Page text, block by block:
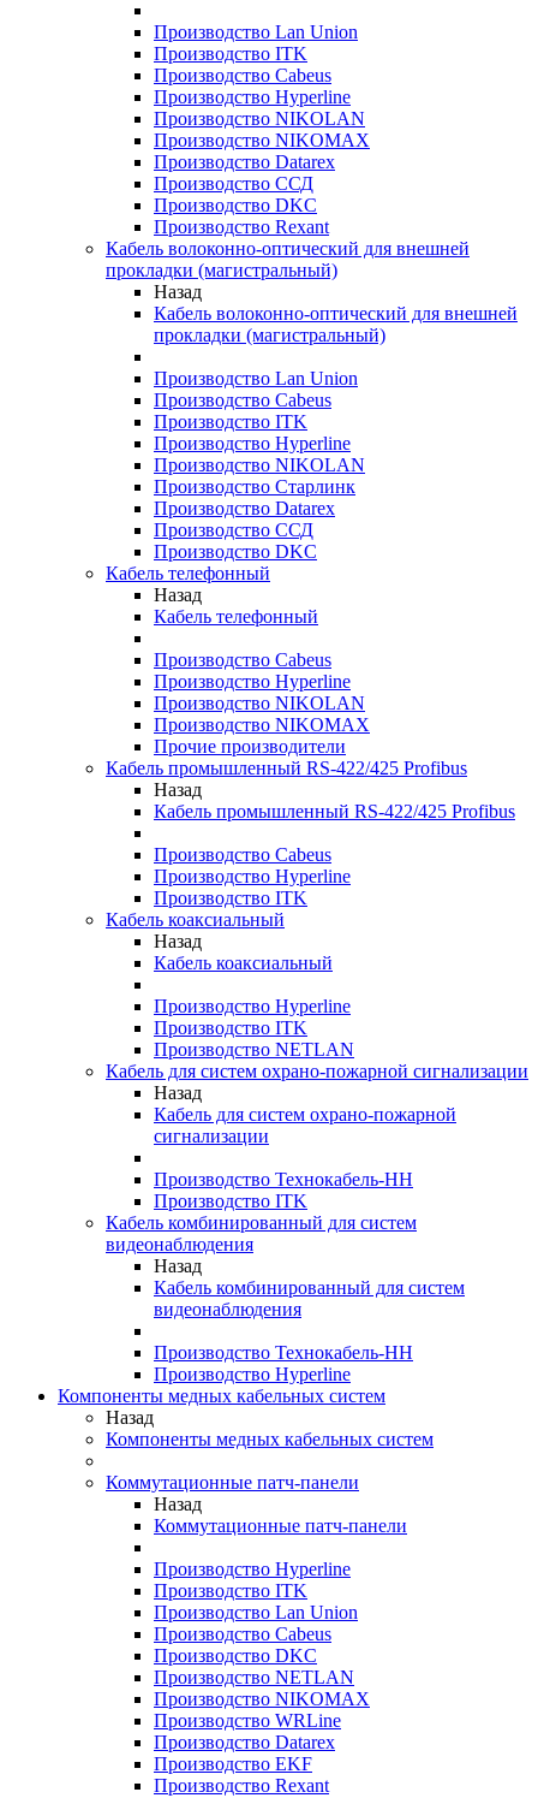
Производство Lan Union
Производство ITK
Производство Cabeus
Производство Hyperline
Производство NIKOLAN
Производство NIKOMAX
Производство Datarex
Производство ССД
Производство DKC
Производство Rexant
Кабель волоконно-оптический для внешней
прокладки (магистральный)
Назад
Кабель волоконно-оптический для внешней
прокладки (магистральный)
Производство Lan Union
Производство Cabeus
Производство ITK
Производство Hyperline
Производство NIKOLAN
Производство Старлинк
Производство Datarex
Производство ССД
Производство DKC
Кабель телефонный
Назад
Кабель телефонный
Производство Cabeus
Производство Hyperline
Производство NIKOLAN
Производство NIKOMAX
Прочие производители
Кабель промышленный RS-422/425 Profibus
Назад
Кабель промышленный RS-422/425 Profibus
Производство Cabeus
Производство Hyperline
Производство ITK
Кабель коаксиальный
Назад
Кабель коаксиальный
Производство Hyperline
Производство ITK
Производство NETLAN
Кабель для систем охрано-пожарной сигнализации
Назад
Кабель для систем охрано-пожарной
сигнализации
Производство Технокабель-НН
Производство ITK
Кабель комбинированный для систем
видеонаблюдения
Назад
Кабель комбинированный для систем
видеонаблюдения
Производство Технокабель-НН
Производство Hyperline
Компоненты медных кабельных систем
Назад
Компоненты медных кабельных систем
Коммутационные патч-панели
Назад
Коммутационные патч-панели
Производство Hyperline
Производство ITK
Производство Lan Union
Производство Cabeus
Производство DKC
Производство NETLAN
Производство NIKOMAX
Производство WRLine
Производство Datarex
Производство EKF
Производство Rexant